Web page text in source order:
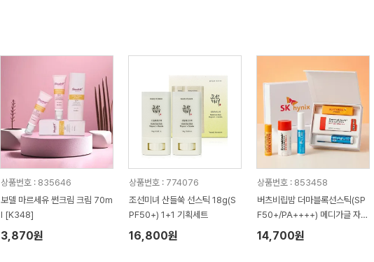
상품번호 : 835646
보델 마르세유 썬크림 크림 70m
l [K348]
3,870원
상품번호 : 774076
조선미녀 산들쑥 선스틱 18g(S
PF50+) 1+1 기획세트
16,800원
상품번호 : 853458
버츠비립밤 더마블록선스틱(SP
F50+/PA++++) 메디가글 자석
싸바리케이스세트
14,700원